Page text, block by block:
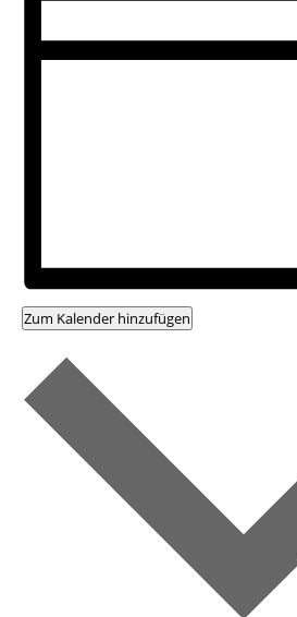
Zum Kalender hinzufügen